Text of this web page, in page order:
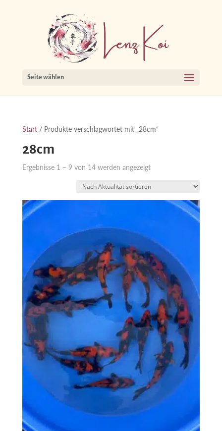
Seite wählen
Start/ Produkte verschlagwortet mit „28cm“
28cm
Ergebnisse 1 – 9 von 14 werden angezeigtNach
sortiert